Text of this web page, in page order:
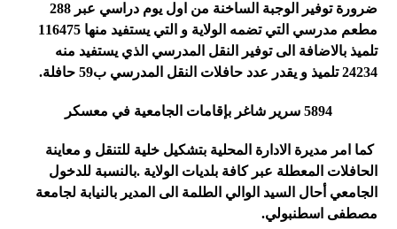
ضرورة توفير الوجبة الساخنة من اول يوم دراسي عبر 288
مطعم مدرسي التي تضمه الولاية و التي يستفيد منها 116475
تلميذ بالاضافة الى توفير النقل المدرسي الذي يستفيد منه
24234 تلميذ و يقدر عدد حافلات النقل المدرسي ب59 حافلة.
5894 سرير شاغر بإقامات الجامعية في معسكر
كما امر مديرة الادارة المحلية بتشكيل خلية للتنقل و معاينة
الحافلات المعطلة عبر كافة بلديات الولاية .بالنسبة للدخول
الجامعي أحال السيد الوالي الطلمة الى المدير بالنيابة لجامعة
مصطفى اسطنبولي.